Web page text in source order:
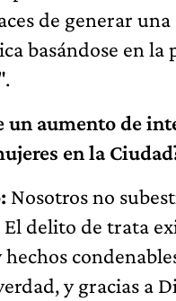
de generar una
basándose en la
un aumento de
en la
Nosotros no
delito de trata
y gracias a